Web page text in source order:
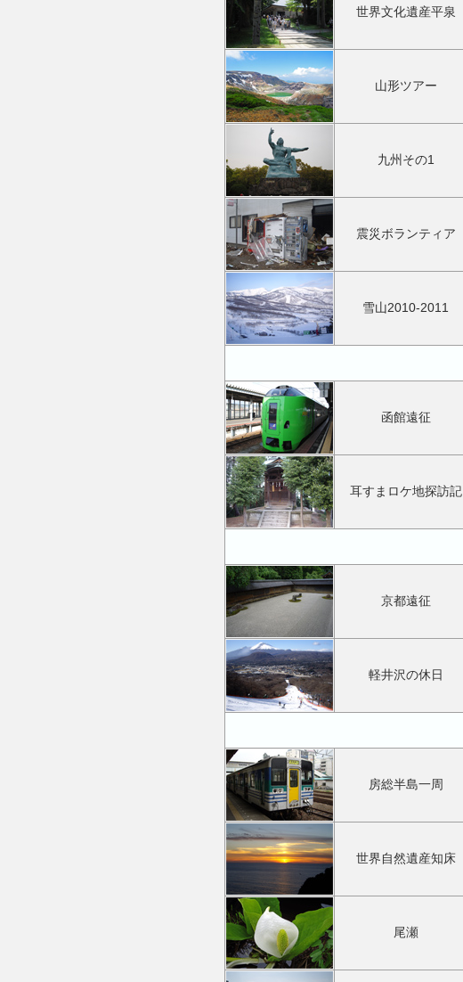
世界文化遺産平泉
山形ツアー
九州その1
震災ボランティア
雪山2010-2011
函館遠征
耳すまロケ地探訪記
京都遠征
軽井沢の休日
房総半島一周
世界自然遺産知床
尾瀬